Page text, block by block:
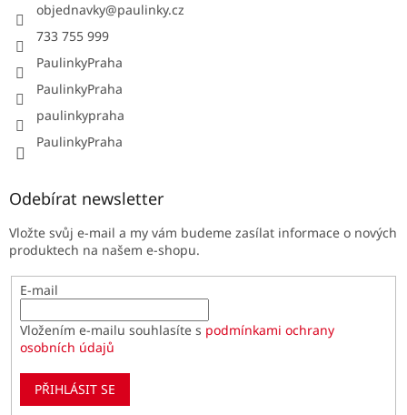
objednavky@paulinky.cz
733 755 999
PaulinkyPraha
PaulinkyPraha
paulinkypraha
PaulinkyPraha
Odebírat newsletter
Vložte svůj e-mail a my vám budeme zasílat informace o nových
produktech na našem e-shopu.
E-mail
Vložením e-mailu souhlasíte s podmínkami ochrany
osobních údajů
PŘIHLÁSIT SE